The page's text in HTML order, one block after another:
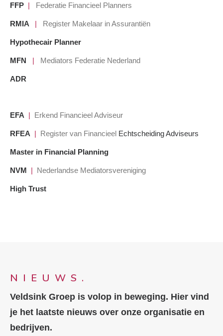
FFP | Federatie Financieel Planners
RMIA | Register Makelaar in Assurantiën
Hypothecair Planner
MFN | Mediators Federatie Nederland
ADR
EFA | Erkend Financieel Adviseur
RFEA | Register van Financieel Echtscheiding Adviseurs
Master in Financial Planning
NVM | Nederlandse Mediatorsvereniging
High Trust
NIEUWS.
Veldsink Groep is volop in beweging. Hier vind
je het laatste nieuws over onze organisatie en
bedrijven.